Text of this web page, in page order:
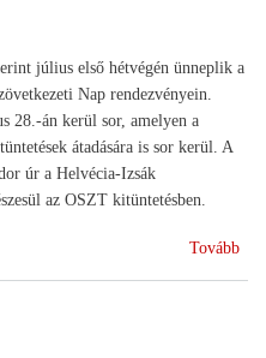
július első hétvégén ünneplik a
Nap rendezvényein.
28.-án kerül sor, amelyen a
átadására is sor kerül. A
úr a Helvécia-Izsák
az OSZT kitüntetésben.
Tovább